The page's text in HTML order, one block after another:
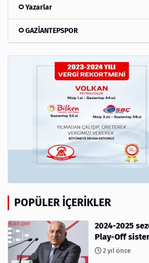
Yazarlar
GAZİANTEPSPOR
POPÜLER İÇERIKLER
2024-2025
Play-Off
2 yıl önce